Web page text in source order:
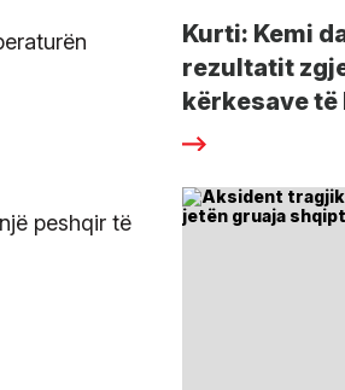
peshqir të
Kurti: Kemi
rezultatit
kërkesave të